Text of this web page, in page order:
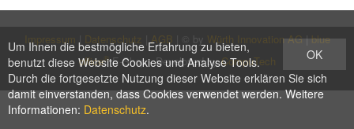
Impressum | Datenschutz |AGB | © by Würth Innovation AG|blue
office®E-Shop - Developed byCompuTech OK
Um Ihnen die bestmögliche Erfahrung zu bieten,
benutzt diese Website Cookies und Analyse Tools.
Durch die fortgesetzte Nutzung dieser Website erklären Sie sich
damit einverstanden, dass Cookies verwendet werden. Weitere
Informationen: Datenschutz.